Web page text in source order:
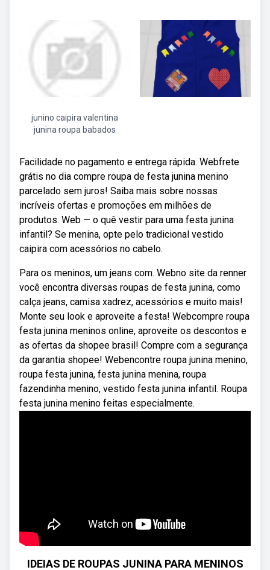
junino caipira valentina
junina roupa babados
Facilidade no pagamento e entrega rápida. Webfrete
grátis no dia compre roupa de festa junina menino
parcelado sem juros! Saiba mais sobre nossas
incríveis ofertas e promoções em milhões de
produtos. Web — o quê vestir para uma festa junina
infantil? Se menina, opte pelo tradicional vestido
caipira com acessórios no cabelo.
Para os meninos, um jeans com. Webno site da renner
você encontra diversas roupas de festa junina, como
calça jeans, camisa xadrez, acessórios e muito mais!
Monte seu look e aproveite a festa! Webcompre roupa
festa junina meninos online, aproveite os descontos e
as ofertas da shopee brasil! Compre com a segurança
da garantia shopee! Webencontre roupa junina menino,
roupa festa junina, festa junina menina, roupa
fazendinha menino, vestido festa junina infantil. Roupa
festa junina menino feitas especialmente.
IDEIAS DE ROUPAS JUNINA PARA MENINOS